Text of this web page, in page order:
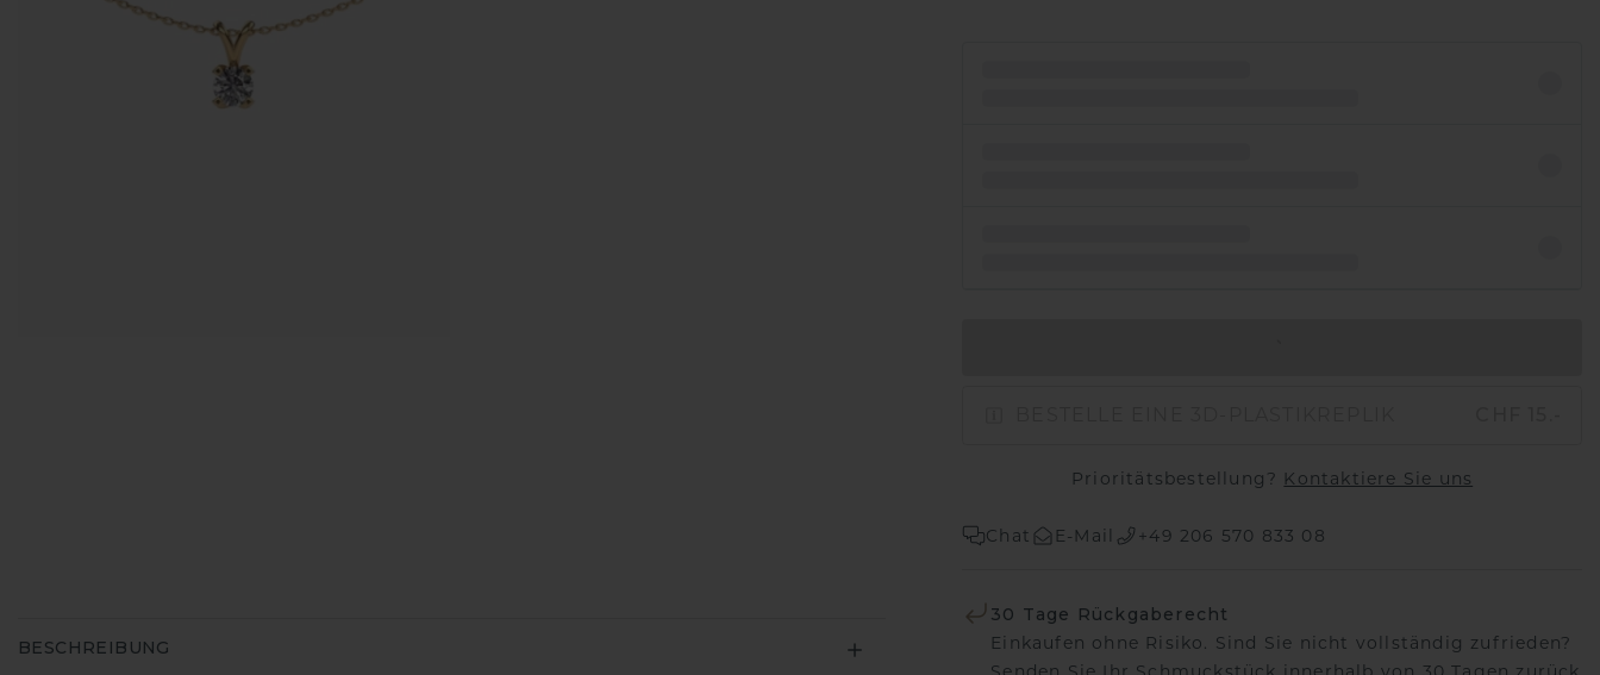
Prioritätsbestellung? Kontaktiere Sie uns
Chat E-Mail +49 206 570 833 08
30 Tage Rückgaberecht
Einkaufen ohne Risiko. Sind Sie nicht vollständig zufrieden?
BESCHREIBUNG